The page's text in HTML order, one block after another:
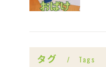
タグ Tags